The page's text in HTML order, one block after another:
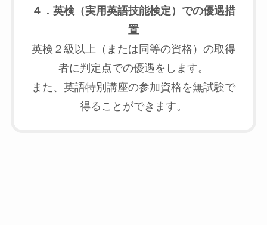
４．英検（実用英語技能検定）での優遇措
置
英検２級以上（または同等の資格）の取得
者に判定点での優遇をします。
また、英語特別講座の参加資格を無試験で
得ることができます。